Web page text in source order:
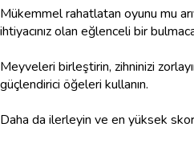
Mükemmel rahatlatan oyunu mu
ihtiyacınız olan eğlenceli bir
Meyveleri birleştirin, zihninizi
güçlendirici öğeleri kullanın.
Daha da ilerleyin ve en yüksek